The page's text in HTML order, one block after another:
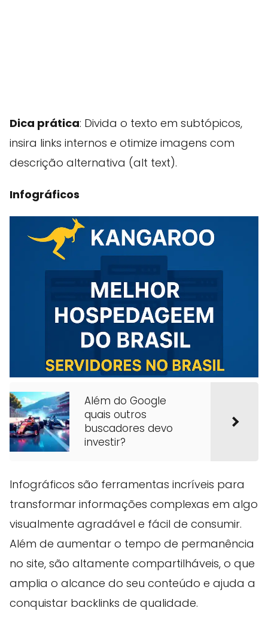
Dica prática: Divida o texto em subtópicos,
insira links internos e otimize imagens com
descrição alternativa (alt text).
Infográficos
Além do Google
quais outros
buscadores devo
investir?
Infográficos são ferramentas incríveis para
transformar informações complexas em algo
visualmente agradável e fácil de consumir.
Além de aumentar o tempo de permanência
no site, são altamente compartilháveis, o que
amplia o alcance do seu conteúdo e ajuda a
conquistar backlinks de qualidade.